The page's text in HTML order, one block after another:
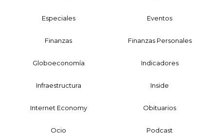
Especiales Eventos
Finanzas Finanzas Personales
Globoeconomía Indicadores
Infraestructura Inside
Internet Economy Obituarios
Ocio Podcast